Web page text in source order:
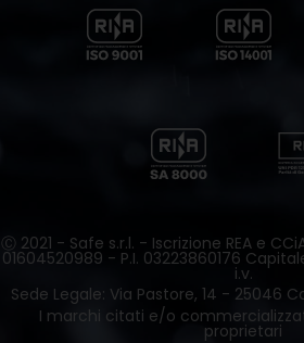
Ⓒ 2021 - Safe s.r.l. - Iscrizione REA e
01604520989 - P.I. 03223860176
i.v.
Sede Legale: Via Pastore, 14 - 25046
I marchi citati e/o
proprietari